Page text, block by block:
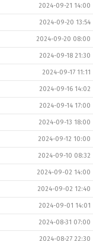
2024-09-21 14:00
2024-09-20 13:54
2024-09-20 08:00
2024-09-18 21:30
2024-09-17 11:11
2024-09-16 14:02
2024-09-14 17:00
2024-09-13 18:00
2024-09-12 10:00
2024-09-10 08:32
2024-09-02 14:00
2024-09-02 12:40
2024-09-01 14:01
2024-08-31 07:00
2024-08-27 22:30